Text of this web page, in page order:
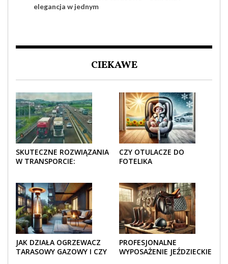
elegancja w jednym
CIEKAWE
SKUTECZNE ROZWIĄZANIA
W TRANSPORCIE:
CZY OTULACZE DO
FOTELIKA
ZIMĄ?
JAK DZIAŁA OGRZEWACZ
TARASOWY GAZOWY I CZY
PROFESJONALNE
WYPOSAŻENIE JEŹDZIECKIE